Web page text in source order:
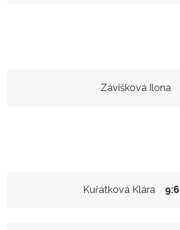
Závišková Ilona
Kuřátková Klára 9:6